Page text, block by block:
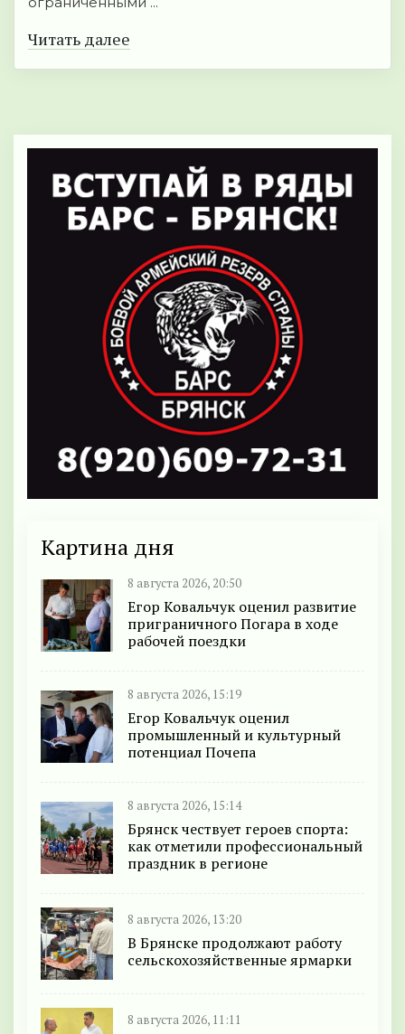
Читать далее
Картина дня
8 августа 2026, 20:50
Егор Ковальчук оценил развитие
приграничного Погара в ходе
рабочей поездки
8 августа 2026, 15:19
Егор Ковальчук оценил
промышленный и культурный
потенциал Почепа
8 августа 2026, 15:14
Брянск чествует героев спорта:
как отметили профессиональный
праздник в регионе
8 августа 2026, 13:20
В Брянске продолжают работу
сельскохозяйственные ярмарки
8 августа 2026, 11:11